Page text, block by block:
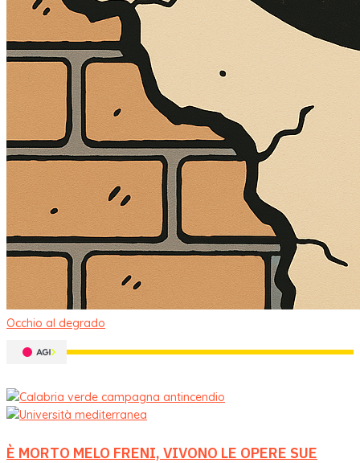
Occhio al degrado
È MORTO MELO FRENI, VIVONO LE OPERE SUE